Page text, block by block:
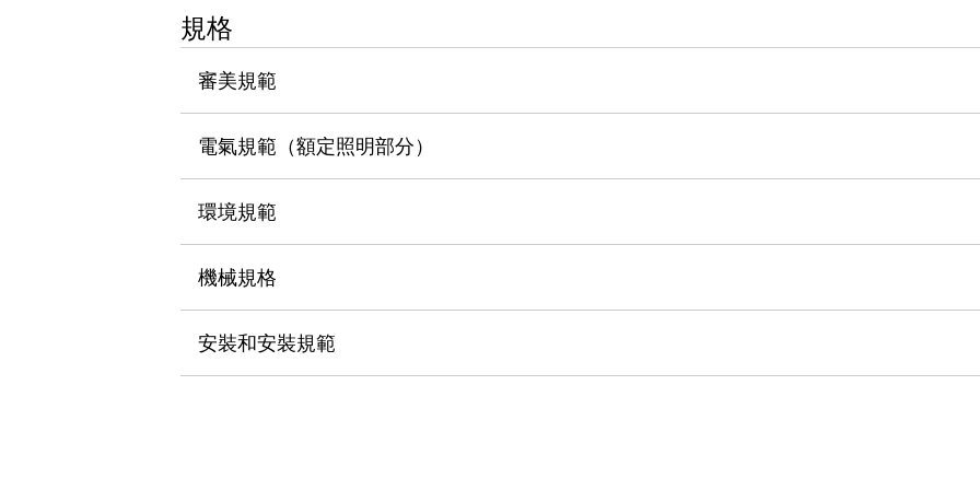
使人機協作更安全、更高效
提高半導體製造裝置設計自由度的方法
瞬間完成開關的更換，避免停機時間拉長
瀏覽全部
規格
審美規範
電氣規範（額定照明部分）
環境規範
機械規格
安裝和安裝規範